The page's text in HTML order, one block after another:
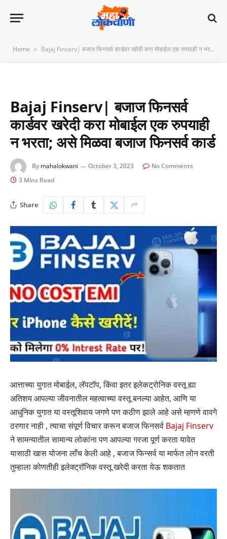
Home » Bajaj Finserv| बजाज फिनसर्व कार्डवर खरेदी करा मोबाईल एक रुपयाही न भरता; असे मिळवा बजाज फिनसर्व कार्ड
Bajaj Finserv| बजाज फिनसर्व
कार्डवर खरेदी करा मोबाईल एक रुपयाही
न भरता; असे मिळवा बजाज फिनसर्व कार्ड
By mahalokwani October 3, 2023
No Comments
3 Mins Read
Share
आत्ताच्या युगात मोबाईल, लॅपटॉप, किंवा इतर इलेकट्रोनिक वस्तू ह्या
अतिशय आपल्या जीवनातील महत्वाच्या वस्तू बनल्या आहेत, आणि या
आधुनिक युगात या वस्तूशिवाय जगणे पण कठीण झाले आहे असे म्हणणे वावगे
ठरणार नाही , त्याचा संपूर्ण विचार करून बजाज फिनसर्व Bajaj Finserv
ने सामन्यातील सामान्य लोकांना पण आपल्या गरजा पूर्ण करता यावेत
यासाठी खास योजना लाँच केली आहे , बजाज फिन्सर्व या मार्फत लोन वरती
तुम्हाला कोणतीही इलेक्ट्रॉनिक वस्तू खरेदी करता येऊ शकतात